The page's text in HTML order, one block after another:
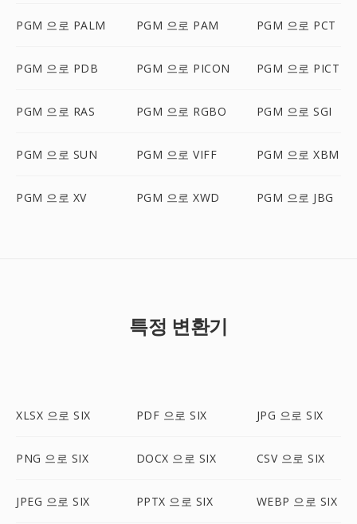
PGM 으로 PALM PGM 으로 PAM PGM 으로 PCT
PGM 으로 PDB PGM 으로 PICON PGM 으로 PICT
PGM 으로 RAS PGM 으로 RGBO PGM 으로 SGI
PGM 으로 SUN PGM 으로 VIFF PGM 으로 XBM
PGM 으로 XV PGM 으로 XWD PGM 으로 JBG
특정 변환기
XLSX 으로 SIX PDF 으로 SIX JPG 으로 SIX
PNG 으로 SIX DOCX 으로 SIX CSV 으로 SIX
JPEG 으로 SIX PPTX 으로 SIX WEBP 으로 SIX